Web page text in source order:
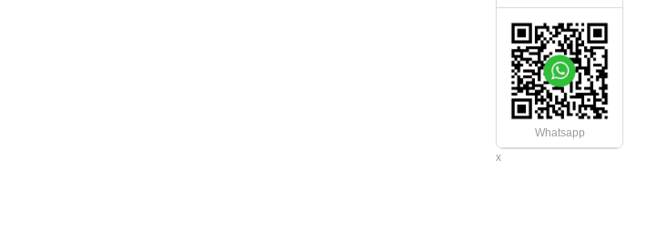
Whatsapp
х